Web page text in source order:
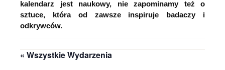
kalendarz jest naukowy, nie zapominamy też o
sztuce, która od zawsze inspiruje badaczy i
odkrywców.
« Wszystkie Wydarzenia